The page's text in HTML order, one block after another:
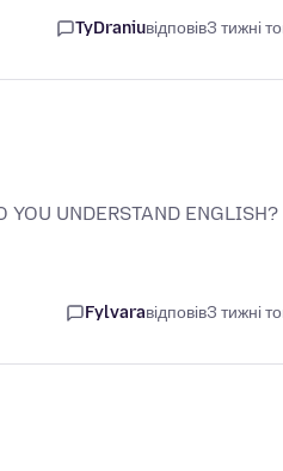
TyDraniuвідповів3 тижні
YOU UNDERSTAND ENGLISH?
Fylvaraвідповів3 тижні